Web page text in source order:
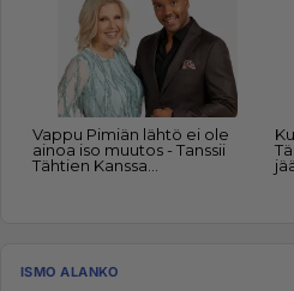
ISMO ALANKO